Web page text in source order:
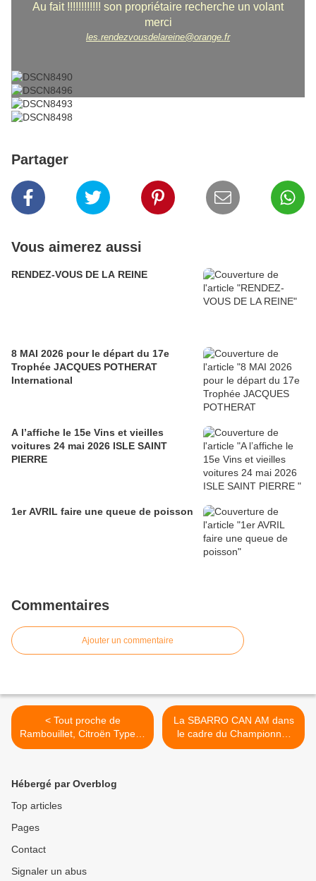
Au fait !!!!!!!!!!!! son propriétaire recherche un volant
merci
les.rendezvousdelareine@orange.fr
Partager
Vous aimerez aussi
RENDEZ-VOUS DE LA REINE
8 MAI 2026 pour le départ du 17e
Trophée JACQUES POTHERAT
International
A l’affiche le 15e Vins et vieilles
voitures 24 mai 2026 ISLE SAINT
PIERRE
1er AVRIL faire une queue de poisson
Commentaires
Ajouter un commentaire
< Tout proche de
Rambouillet, Citroën Type H
et berline Peugeot 204 à
La SBARRO CAN AM dans
le cadre du Championnat
ARS >
Hébergé par Overblog
Top articles
Pages
Contact
Signaler un abus